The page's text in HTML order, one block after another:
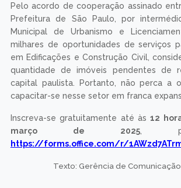
Pelo acordo de cooperação assinado
Prefeitura de São Paulo, por
Municipal de Urbanismo e
milhares de oportunidades de serviços
em Edificações e Construção Civil,
quantidade de imóveis pendentes de
capital paulista. Portanto, não perca a
capacitar-se nesse setor em franca
Inscreva-se gratuitamente até às12
março de 2025 ,
https://forms.office.com/r/
Texto: Gerência de